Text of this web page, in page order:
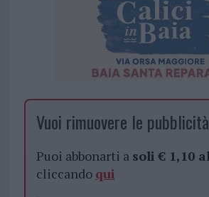
Vuoi rimuovere le
Puoi abbonarti a soli € 1,10
cliccando qui